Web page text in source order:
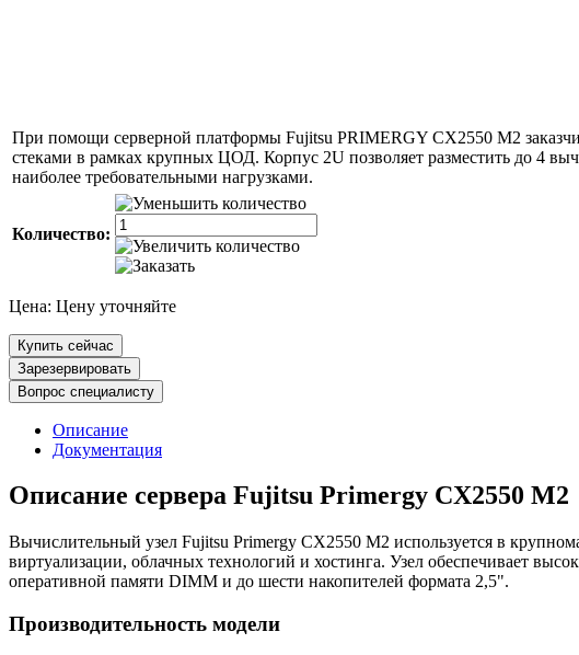
При помощи серверной платформы Fujitsu PRIMERGY CX2550 M2
стеками в рамках крупных ЦОД. Корпус 2U позволяет разместить до 4
наиболее требовательными нагрузками.
Количество:
Цена: Цену уточняйте
Купить сейчас
Зарезервировать
Вопрос специалисту
Описание
Документация
Описание сервера Fujitsu Primergy CX2550 M2
Вычислительный узел Fujitsu Primergy CX2550 M2 используется в
виртуализации, облачных технологий и хостинга. Узел обеспечивает
оперативной памяти DIMM и до шести накопителей формата 2,5".
Производительность модели